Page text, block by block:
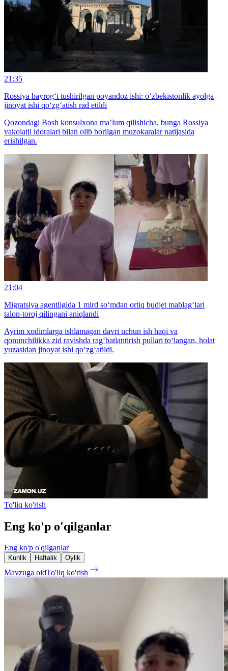
21:35
Rossiya bayrog‘i tushirilgan poyandoz ishi: o‘zbekistonlik ayolga
jinoyat ishi qo‘zg‘atish rad etildi
Qozondagi Bosh konsulxona ma’lum qilishicha, bunga Rossiya
vakolatli idoralari bilan olib borilgan muzokaralar natijasida
erishilgan.
21:04
Migratsiya agentligida 1 mlrd so‘mdan ortiq budjet mablag‘lari
talon-toroj qilingani aniqlandi
Ayrim xodimlarga ishlamagan davri uchun ish haqi va
qonunchilikka zid ravishda rag‘batlantirish pullari to‘langan, holat
yuzasidan jinoyat ishi qo‘zg‘atildi.
To'liq ko'rish
Eng ko'p o'qilganlar
Eng ko'p o'qilganlar
Kunlik Haftalik Oylik
Mavzuga oidTo'liq ko'rish